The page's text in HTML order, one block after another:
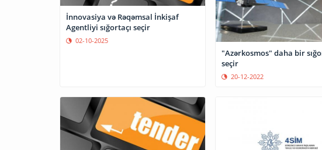
İnnovasiya və Rəqəmsal İnkişaf
Agentliyi sığortaçı seçir
02-10-2025
"Azərkosmos" daha bir
seçir
20-12-2022